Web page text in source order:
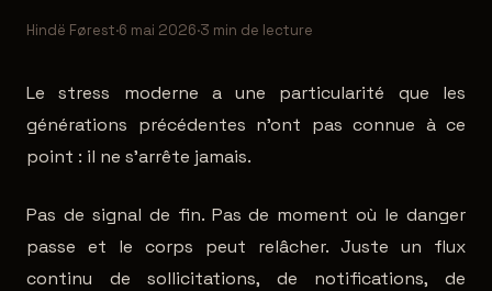
Hindë Førest·6 mai 2026·3 min de lecture
Le stress moderne a une particularité que les
générations précédentes n'ont pas connue à ce
point : il ne s'arrête jamais.
Pas de signal de fin. Pas de moment où le danger
passe et le corps peut relâcher. Juste un flux
continu de sollicitations, de notifications, de